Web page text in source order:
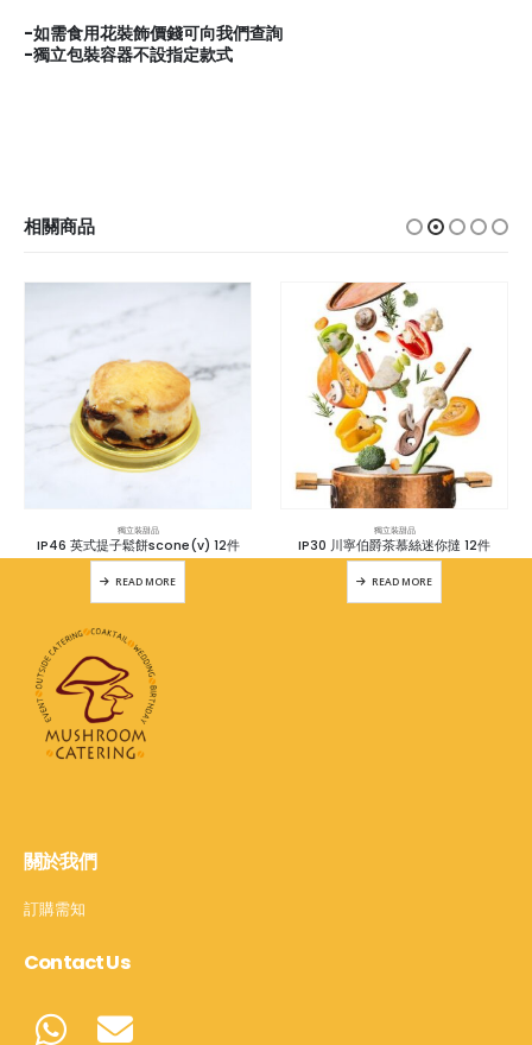
-如需食用花裝飾價錢可向我們查詢
-獨立包裝容器不設指定款式
相關商品
獨立裝甜品
IP46 英式提子鬆餅scone(v) 12件
READ MORE
獨立裝甜品
IP30 川寧伯爵茶慕絲迷你撻 12件
READ MORE
關於我們
訂購需知
Contact Us